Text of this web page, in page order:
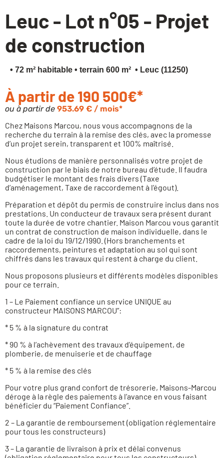
Financez votre projet
Leuc - Lot n°05 - Projet
de construction
• 72 m² habitable • terrain 600 m² • Leuc (11250)
À partir de 190 500€*
ou à partir de 953.69 € / mois*
Chez Maisons Marcou, nous vous accompagnons de la
recherche du terrain à la remise des clés, avec la promesse
d’un projet serein, transparent et 100% maîtrisé.
Nous étudions de manière personnalisés votre projet de
construction par le biais de notre bureau d’étude. Il faudra
budgétiser le montant des frais divers (Taxe
d’aménagement, Taxe de raccordement à l’égout).
Préparation et dépôt du permis de construire inclus dans nos
prestations. Un conducteur de travaux sera présent durant
toute la durée de votre chantier. Maison Marcou vous garantit
un contrat de construction de maison individuelle, dans le
cadre de la loi du 19/12/1990. (Hors branchements et
raccordements, peintures et adaptation au sol qui sont
chiffrés dans les travaux qui restent à charge du client.
Nous proposons plusieurs et différents modèles disponibles
pour ce terrain.
1 – Le Paiement confiance un service UNIQUE au
constructeur MAISONS MARCOU”:
* 5 % à la signature du contrat
* 90 % à l’achèvement des travaux d’équipement, de
plomberie, de menuiserie et de chauffage
* 5 % à la remise des clés
Pour votre plus grand confort de trésorerie, Maisons-Marcou
déroge à la règle des paiements à l’avance en vous faisant
bénéficier du “Paiement Confiance”.
2 – La garantie de remboursement (obligation réglementaire
pour tous les constructeurs)
3 – La garantie de livraison à prix et délai convenus